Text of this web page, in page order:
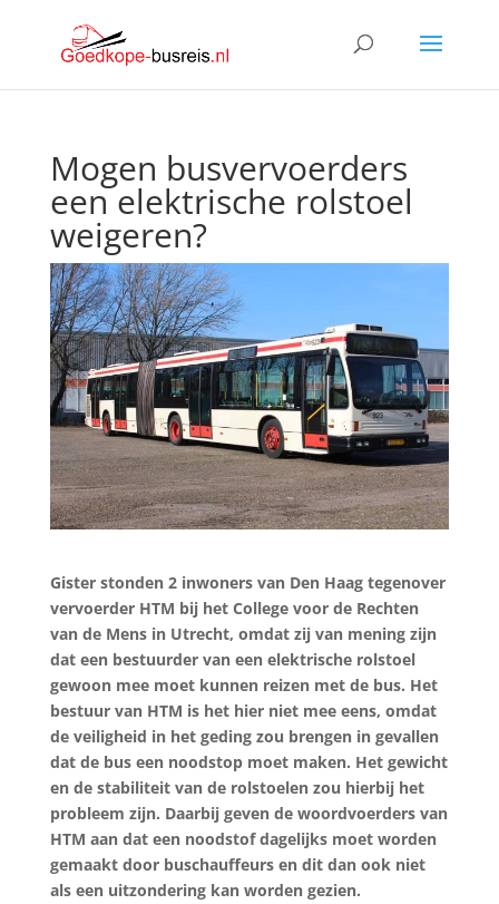
Mogen busvervoerders
een elektrische rolstoel
weigeren?
Gister stonden 2 inwoners van Den Haag tegenover
vervoerder HTM bij het College voor de Rechten
van de Mens in Utrecht, omdat zij van mening zijn
dat een bestuurder van een elektrische rolstoel
gewoon mee moet kunnen reizen met de bus. Het
bestuur van HTM is het hier niet mee eens, omdat
de veiligheid in het geding zou brengen in gevallen
dat de bus een noodstop moet maken. Het gewicht
en de stabiliteit van de rolstoelen zou hierbij het
probleem zijn. Daarbij geven de woordvoerders van
HTM aan dat een noodstof dagelijks moet worden
gemaakt door buschauffeurs en dit dan ook niet
als een uitzondering kan worden gezien.